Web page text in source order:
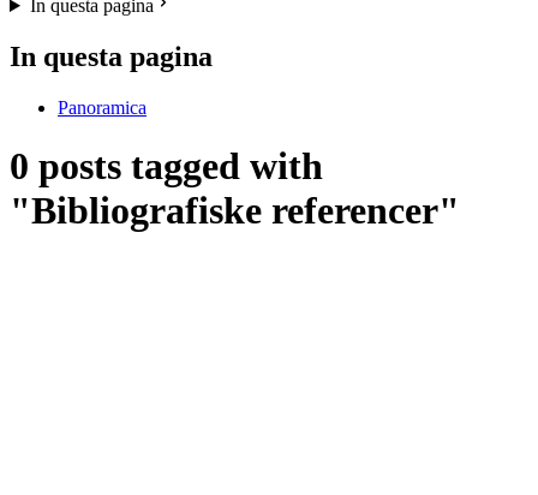
In questa pagina
In questa pagina
Panoramica
0 posts tagged with
"Bibliografiske referencer"